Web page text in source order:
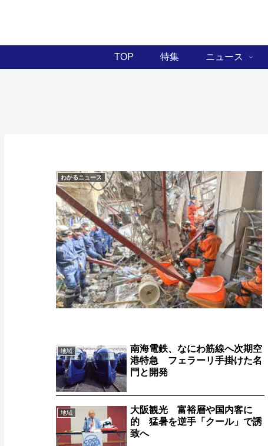
TOP 特集 ニュース
わかるニュース
地域
南海電鉄、なにわ筋線へ次期空
港特急 フェラーリ手掛けた名
門と開発
地域
大阪観光 富裕層や国内客に
的 猛暑を逆手「クール」で誘
致へ